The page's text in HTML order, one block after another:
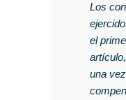
Los
el
una